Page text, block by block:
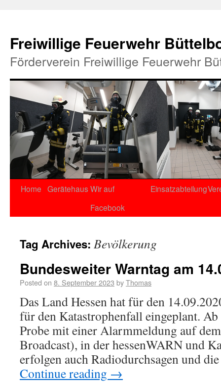
Freiwillige Feuerwehr
Förderverein Freiwillige Feuerwehr
Home Gerätehaus Wir auf
Facebook
Einsatzabteilung
Tag Archives: Bevölkerung
Bundesweiter Warntag am
Posted on 8. September 2023 byThomas
Das Land Hessen hat für den
für den Katastrophenfall eingeplant.
Probe mit einer Alarmmeldung auf
Broadcast), in der hessenWARN und
erfolgen auch Radiodurchsagen und
Continue reading →